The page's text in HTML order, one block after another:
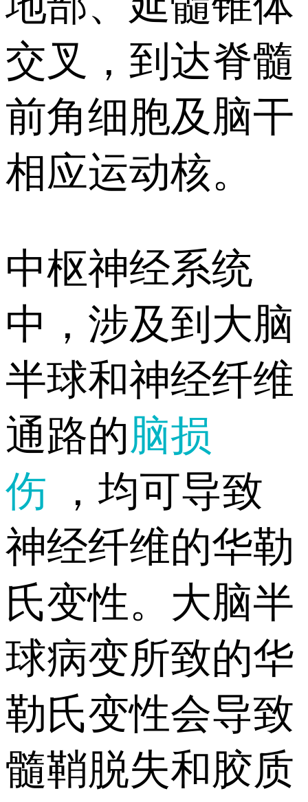
交叉，到达脊髓
前角细胞及脑干
相应运动核。
中枢神经系统
中，涉及到大脑
半球和神经纤维
通路的脑损
伤
，均可导致
神经纤维的华勒
氏变性。大脑半
球病变所致的华
勒氏变性会导致
髓鞘脱失和胶质